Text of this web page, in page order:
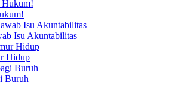
Isu Akuntabilitas
Hidup
Buruh